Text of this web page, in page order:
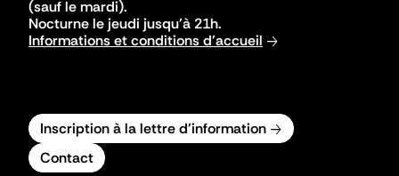
(sauf le mardi).
Nocturne le jeudi jusqu'à 21h.
Informations et conditions d'accueil
Inscription à la lettre d'information
Contact